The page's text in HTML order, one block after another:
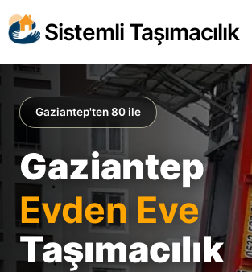
Sistemli Taşımacılık
Gaziantep'ten 80 ile
Gaziantep
Evden Eve
Taşımacılık